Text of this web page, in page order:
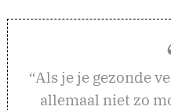
“Als je je gezonde
allemaal niet zo